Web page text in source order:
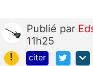
Publié par
11h25
!
citer